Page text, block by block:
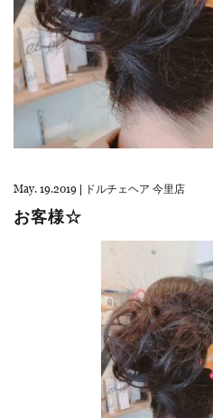
May. 19.2019 | ドルチェヘア 今里店
お客様☆